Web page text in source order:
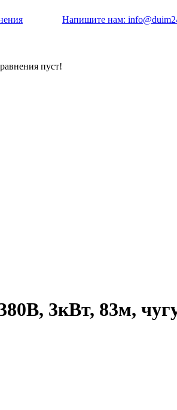
пуст!
Напишите нам:
3кВт, 83м,